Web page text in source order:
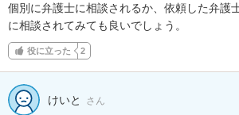
個別に弁護士に相談されるか、依頼した弁護
に相談されてみても良いでしょう。
役に立った 2
けいと さん